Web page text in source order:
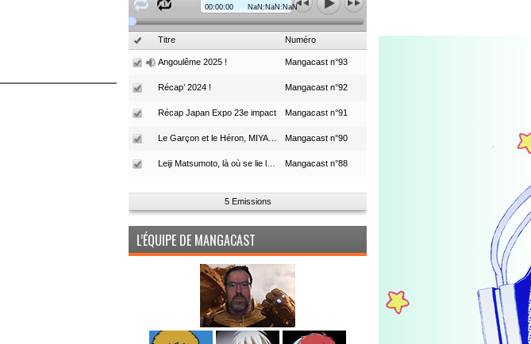
00:00:00
NaN:NaN:NaN
Titre Numéro
Angoulême 2025 ! Mangacast n°93
Récap’ 2024 ! Mangacast n°92
Récap Japan Expo 23e impact Mangacast n°91
Mangacast n°90
Mangacast n°88
5 Emissions
L’ÉQUIPE DE MANGACAST